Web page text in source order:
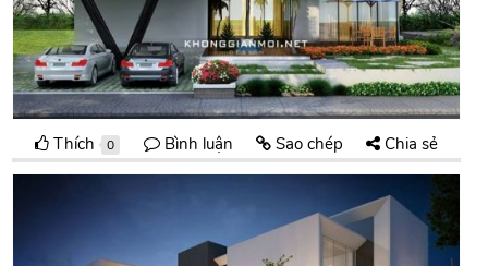
Thích 0 Bình luận Sao chép Chia sẻ